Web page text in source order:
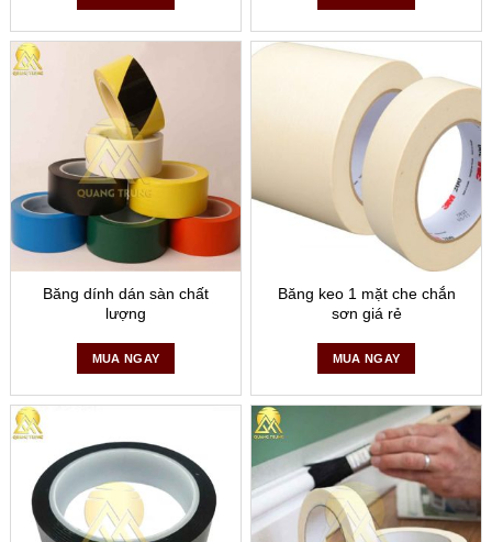
Hotline: 0904.331.338
Zalo: 0904.331.338
Mail: vattudonggoiquangtrung.com
Băng dính dán sàn chất
lượng
MUA NGAY
Băng keo 1 mặt che chắn
sơn giá rẻ
MUA NGAY